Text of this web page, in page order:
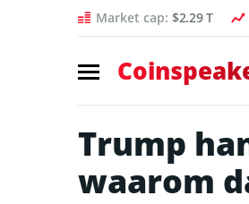
Market cap: $2.29 T
Trump
waarom